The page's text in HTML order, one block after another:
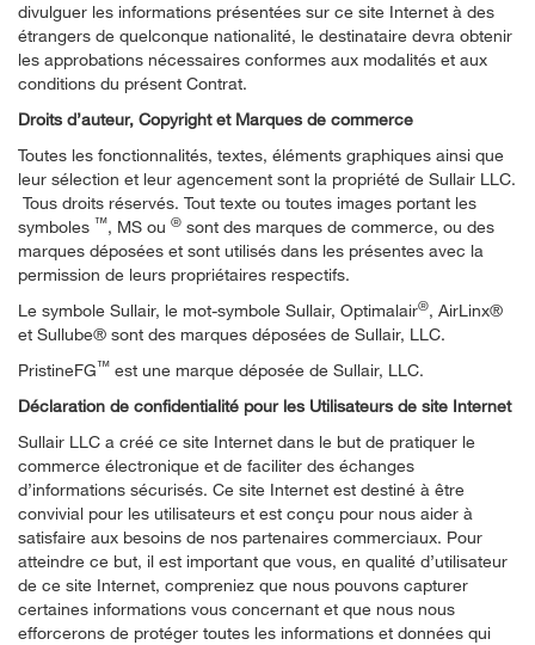
divulguer les informations présentées sur ce site Internet à des
étrangers de quelconque nationalité, le destinataire devra obtenir
les approbations nécessaires conformes aux modalités et aux
conditions du présent Contrat.
Droits d’auteur, Copyright et Marques de commerce
Toutes les fonctionnalités, textes, éléments graphiques ainsi que
leur sélection et leur agencement sont la propriété de Sullair LLC.
Tous droits réservés. Tout texte ou toutes images portant les
symboles ™, MS ou ® sont des marques de commerce, ou des
marques déposées et sont utilisés dans les présentes avec la
permission de leurs propriétaires respectifs.
Le symbole Sullair, le mot-symbole Sullair, Optimalair®, AirLinx®
et Sullube® sont des marques déposées de Sullair, LLC.
PristineFG™ est une marque déposée de Sullair, LLC.
Déclaration de confidentialité pour les Utilisateurs de site Internet
Sullair LLC a créé ce site Internet dans le but de pratiquer le
commerce électronique et de faciliter des échanges
d’informations sécurisés. Ce site Internet est destiné à être
convivial pour les utilisateurs et est conçu pour nous aider à
satisfaire aux besoins de nos partenaires commerciaux. Pour
atteindre ce but, il est important que vous, en qualité d’utilisateur
de ce site Internet, compreniez que nous pouvons capturer
certaines informations vous concernant et que nous nous
efforcerons de protéger toutes les informations et données qui